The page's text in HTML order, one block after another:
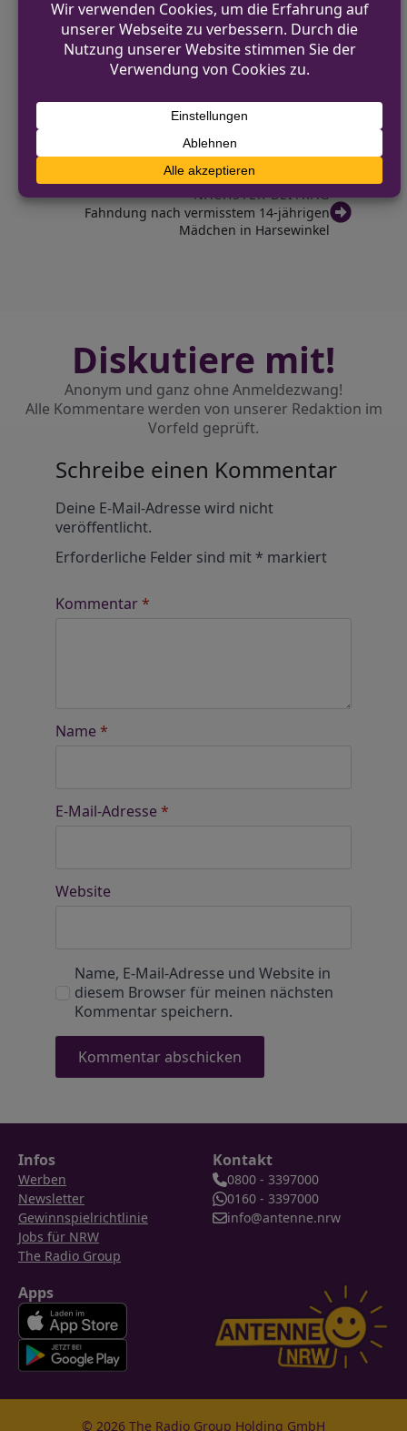
Feuerwehr wurde um 02:30 Uhr am
Samstagmorgen abgeschlossen und die
Einsatzstelle an das Bauamt der Stadt
übergeben.
VORHERIGER BEITRAG
Alkoholisierter PKW-Fahrer begeht
Unfallflucht in Hagen
NÄCHSTER BEITRAG
Fahndung nach vermisstem 14-jährigen
Mädchen in Harsewinkel
Diskutiere mit!
Anonym und ganz ohne Anmeldezwang!
Alle Kommentare werden von unserer Redaktion im
Vorfeld geprüft.
Schreibe einen Kommentar
Deine E-Mail-Adresse wird nicht
veröffentlicht.
Erforderliche Felder sind mit* markiert
Kommentar*
Name *
E-Mail-Adresse *
Website
Name, E-Mail-Adresse und Website in
diesem Browser für meinen nächsten
Kommentar speichern.
Infos
Werben
Newsletter
Gewinnspielrichtlinie
Jobs für NRW
The Radio Group
Kontakt
0800 - 3397000
0160 - 3397000
info@antenne.nrw
Apps
© 2026 The Radio Group Holding GmbH